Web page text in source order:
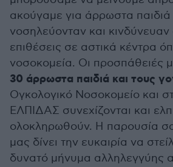
ακούγαμε για άρρωστα παιδιά
νοσηλεύονταν και κινδύνευαν
επιθέσεις σε αστικά κέντρα
νοσοκομεία. Οι προσπάθειές
30 άρρωστα παιδιά και τους
Ογκολογικό Νοσοκομείο και
ΕΛΠΙΔΑΣ συνεχίζονται και
ολοκληρωθούν. Η παρουσία
μας δίνει την ευκαιρία να
δυνατό μήνυμα αλληλεγγύης